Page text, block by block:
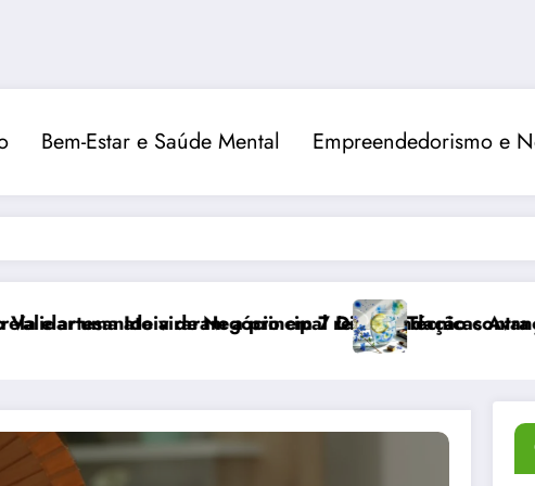
Bem-Estar e Saúde Mental Empreendedorismo e
a principal recomendação contra o estresse
em 7 Dias Técnicas Avançadas de Pintura em